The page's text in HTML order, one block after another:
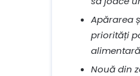
Apărarea
priorități
Nouă din